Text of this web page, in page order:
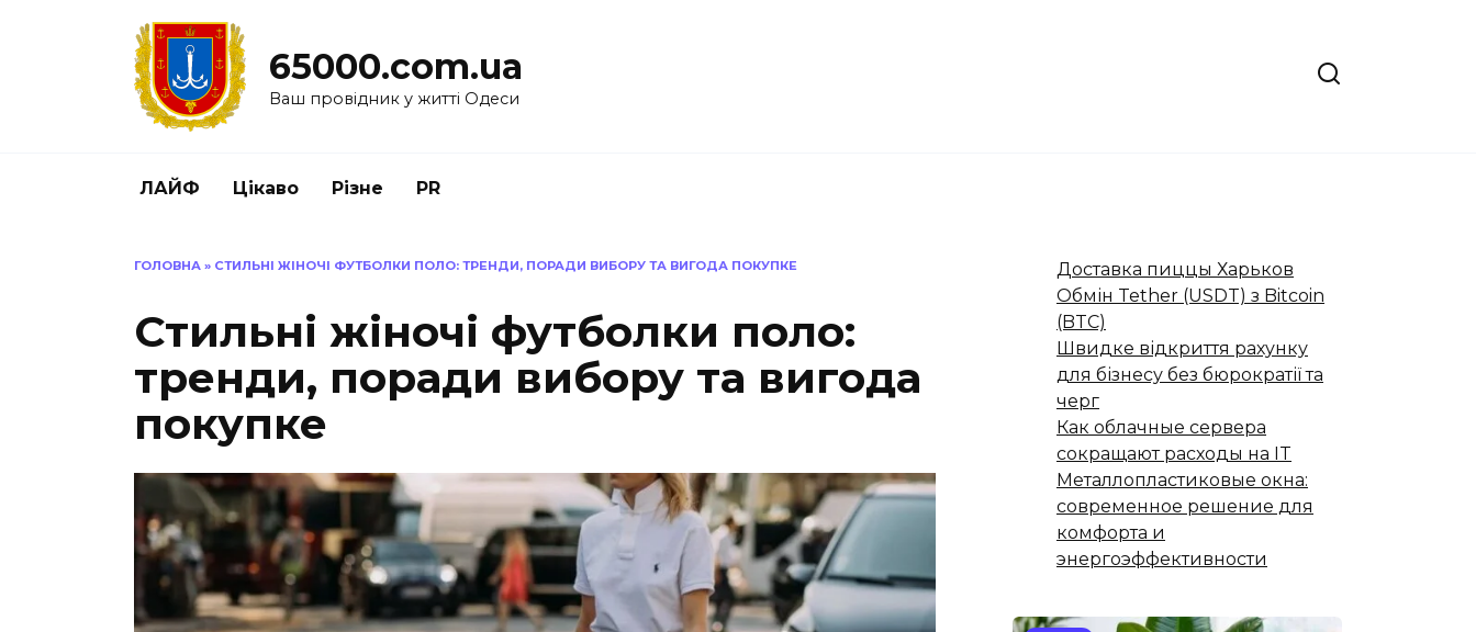
65000.com.ua
Ваш провідник у житті Одеси
ЛАЙФ Цікаво Різне PR
ГОЛОВНА » СТИЛЬНІ ЖІНОЧІ ФУТБОЛКИ ПОЛО: ТРЕНДИ, ПОРАДИ ВИБОРУ ТА ВИГОДА ПОКУПКЕ
Стильні жіночі футболки поло:
тренди, поради вибору та вигода
покупке
Доставка пиццы Харьков
Обмін Tether (USDT) з Bitcoin
(BTC)
Швидке відкриття рахунку
для бізнесу без бюрократії та
черг
Как облачные сервера
сокращают расходы на IT
Металлопластиковые окна:
современное решение для
комфорта и
энергоэффективности